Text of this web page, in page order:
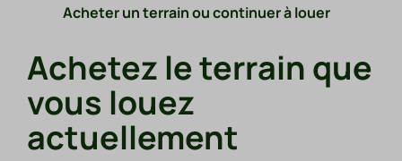
Acheter un terrain ou continuer à louer
Achetez le terrain que
vous louez
actuellement